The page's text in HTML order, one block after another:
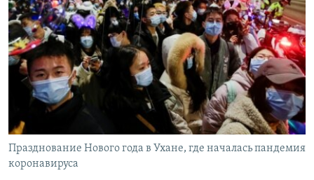
Празднование Нового года в Ухане, где началась пандемия
коронавируса